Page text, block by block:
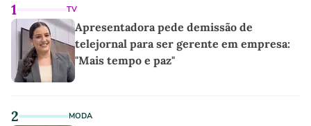
1 TV
Apresentadora pede demissão de
telejornal para ser gerente em empresa:
"Mais tempo e paz"
2 MODA